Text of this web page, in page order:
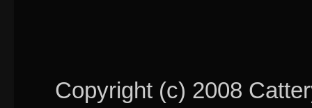
Copyright (c) 2008